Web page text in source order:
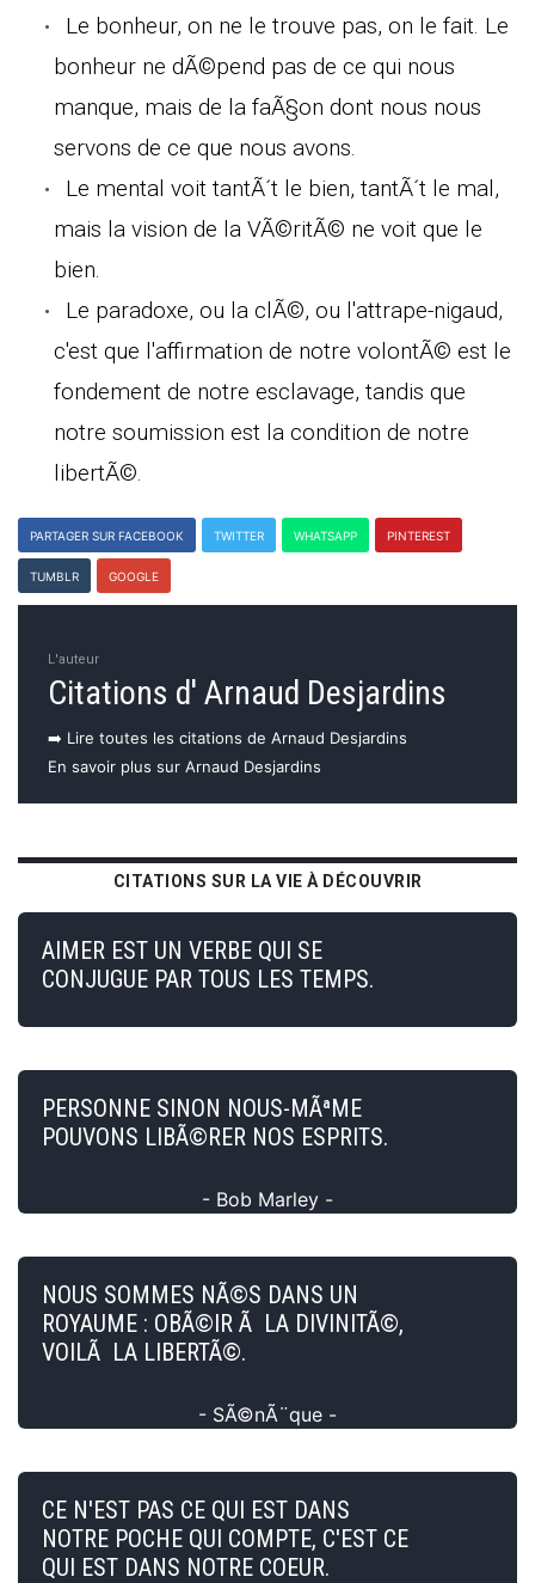
Le bonheur, on ne le trouve pas, on le fait. Le
bonheur ne dÃ©pend pas de ce qui nous
manque, mais de la faÃ§on dont nous nous
servons de ce que nous avons.
Le mental voit tantÃ´t le bien, tantÃ´t le mal,
mais la vision de la VÃ©ritÃ© ne voit que le
bien.
Le paradoxe, ou la clÃ©, ou l'attrape-nigaud,
c'est que l'affirmation de notre volontÃ© est le
fondement de notre esclavage, tandis que
notre soumission est la condition de notre
libertÃ©.
PARTAGER SUR FACEBOOK TWITTER WHATSAPP PINTEREST
TUMBLR GOOGLE
L'auteur
Citations d' Arnaud Desjardins
➡️ Lire toutes les citations de Arnaud Desjardins
En savoir plus sur Arnaud Desjardins
CITATIONS SUR LA VIE À DÉCOUVRIR
AIMER EST UN VERBE QUI SE
CONJUGUE PAR TOUS LES TEMPS.
PERSONNE SINON NOUS-MÃªME
POUVONS LIBÃ©RER NOS ESPRITS.
- Bob Marley -
NOUS SOMMES NÃ©S DANS UN
ROYAUME : OBÃ©IR Ã LA DIVINITÃ©,
VOILÃ LA LIBERTÃ©.
- SÃ©nÃ¨que -
CE N'EST PAS CE QUI EST DANS
NOTRE POCHE QUI COMPTE, C'EST CE
QUI EST DANS NOTRE COEUR.